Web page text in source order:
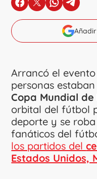
en Facebook
en Xen en
Arrancó el
personas
Copa Mundial de
orbital del fútbol
deporte y se
fanáticos del
los partidos del
Estados Unidos,